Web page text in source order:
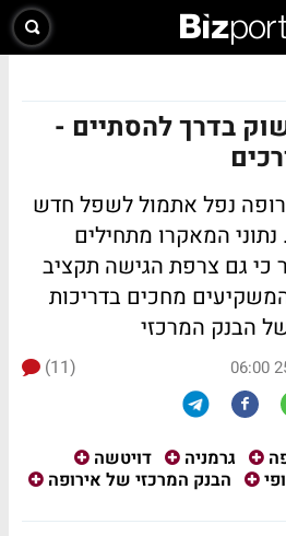
בדרך להסתיים -
נפל אתמול לשפל חדש
המאקרו מתחילים
כי גם צרפת הגישה תקציב
לשנת 2019. המשקיעים מחכים בדריכות
הבנק המרכזי
(11)
גרמניה
דויטשה
הבנק המרכזי של אירופה